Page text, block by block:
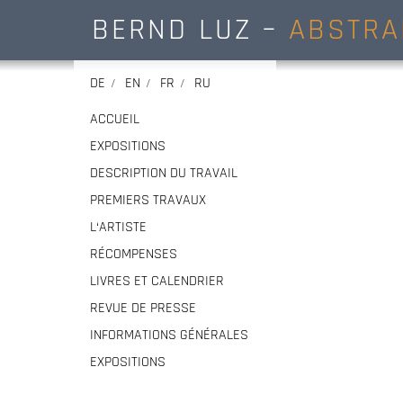
BERND LUZ –
DE EN FR
RU
ACCUEIL
EXPOSITIONS
DESCRIPTION DU TRAVAIL
PREMIERS TRAVAUX
L‘ARTISTE
RÉCOMPENSES
LIVRES ET CALENDRIER
REVUE DE PRESSE
INFORMATIONS GÉNÉRALES
EXPOSITIONS